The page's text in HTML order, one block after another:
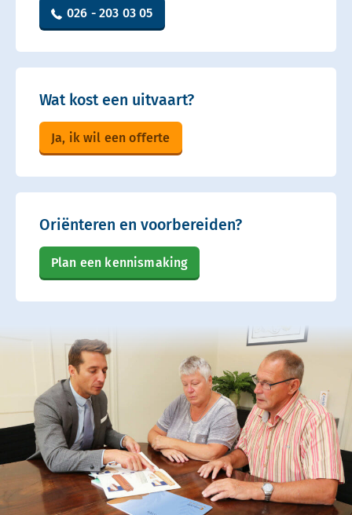
026 - 203 03 05
Wat kost een uitvaart?
Ja, ik wil een offerte
Oriënteren en voorbereiden?
Plan een kennismaking